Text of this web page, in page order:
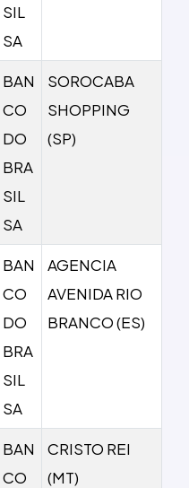
SIL
SA
BAN
CO
DO
BRA
SIL
SA
SOROCABA
SHOPPING
(SP)
BAN
CO
DO
BRA
SIL
SA
AGENCIA
AVENIDA RIO
BRANCO (ES)
BAN
CO
CRISTO REI
(MT)